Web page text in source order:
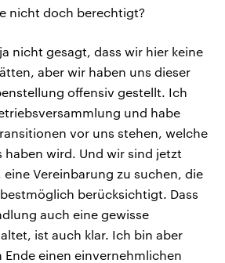
nicht doch berechtigt?
nicht gesagt, dass wir hier keine
aber wir haben uns dieser
offensiv gestellt. Ich
und habe
vor uns stehen, welche
haben wird. Und wir sind jetzt
Vereinbarung zu suchen, die
berücksichtigt. Dass
auch eine gewisse
ist auch klar. Ich bin aber
Ende einen einvernehmlichen